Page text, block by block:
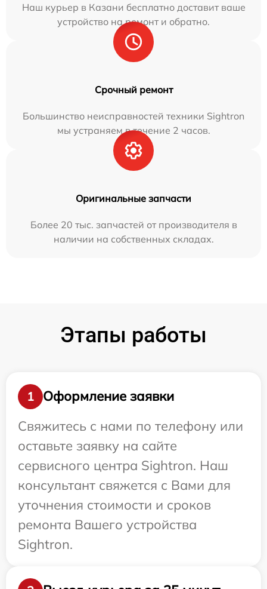
Наш курьер в Казани бесплатно доставит ваше
устройство на ремонт и обратно.
Срочный ремонт
Большинство неисправностей техники Sightron
мы устраняем в течение 2 часов.
Оригинальные запчасти
Более 20 тыс. запчастей от производителя в
наличии на собственных складах.
Этапы работы
1
Оформление заявки
Свяжитесь с нами по телефону или
оставьте заявку на сайте
сервисного центра Sightron. Наш
консультант свяжется с Вами для
уточнения стоимости и сроков
ремонта Вашего устройства
Sightron.